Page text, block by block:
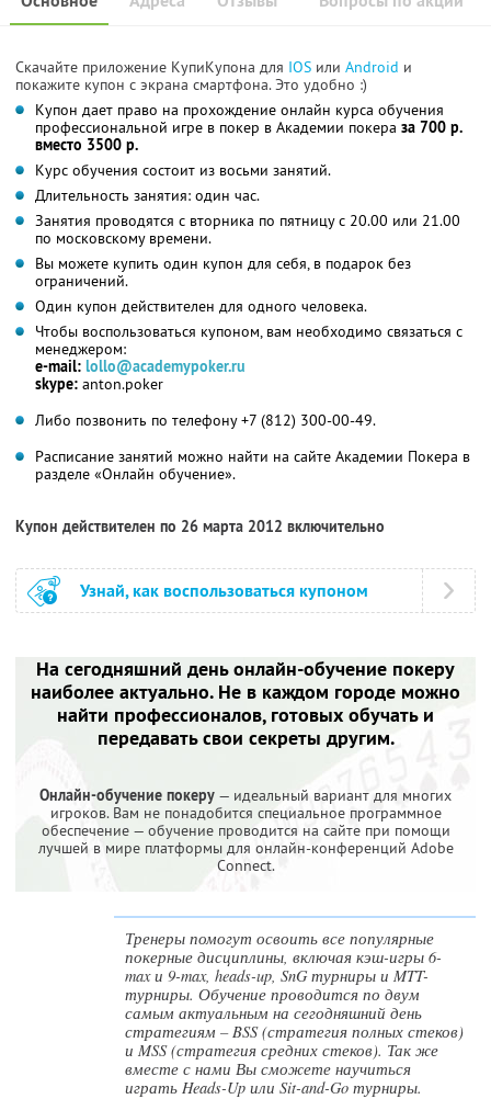
Скачайте приложение КупиКупона для IOS или Android и
покажите купон с экрана смартфона. Это удобно :)
Купон дает право на прохождение онлайн курса обучения
профессиональной игре в покер в Академии покера за 700 р.
вместо 3500 р.
Курс обучения состоит из восьми занятий.
Длительность занятия: один час.
Занятия проводятся с вторника по пятницу с 20.00 или 21.00
по московскому времени.
Вы можете купить один купон для себя, в подарок без
ограничений.
Один купон действителен для одного человека.
Чтобы воспользоваться купоном, вам необходимо связаться с
менеджером:
e-mail: lollo@academypoker.ru
skype: anton.poker
Либо позвонить по телефону +7 (812) 300-00-49.
Расписание занятий можно найти на сайте Академии Покера в
разделе «Онлайн обучение».
Купон действителен по 26 марта 2012 включительно
Узнай, как воспользоваться купоном
На сегодняшний день онлайн-обучение покеру
наиболее актуально. Не в каждом городе можно
найти профессионалов, готовых обучать и
передавать свои секреты другим.
Онлайн-обучение покеру — идеальный вариант для многих
игроков. Вам не понадобится специальное программное
обеспечение — обучение проводится на сайте при помощи
лучшей в мире платформы для онлайн-конференций Adobe
Connect.
Тренеры помогут освоить все популярные
покерные дисциплины, включая кэш-игры 6-
max и 9-max, heads-up, SnG турниры и MTT-
турниры. Обучение проводится по двум
самым актуальным на сегодняшний день
стратегиям – BSS (стратегия полных стеков)
и MSS (стратегия средних стеков). Так же
вместе с нами Вы сможете научиться
играть Heads-Up или Sit-and-Go турниры.